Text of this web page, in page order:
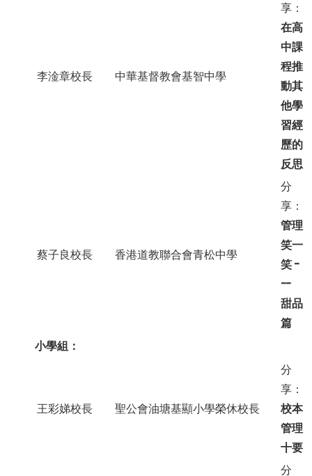
李淦章校長 中華基督教會基智中學
享：
在高
中課
程推
動其
他學
習經
歷的
反思
蔡子良校長 香港道教聯合會青松中學
分
享：
管理
笑一
笑 -
--
甜品
篇
小學組：
王彩娣校長 聖公會油塘基顯小學榮休校長
分
享：
校本
管理
十要
分